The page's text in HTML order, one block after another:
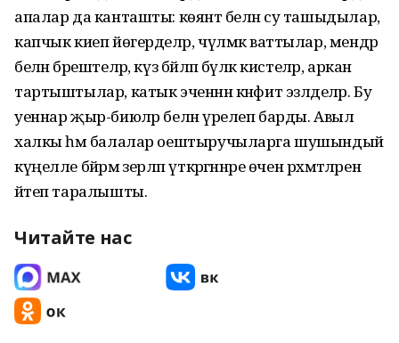
апалар да канташты: көянтә белән су ташыдылар,
капчык киеп йөгерделәр, чүлмәк ваттылар, мендәр
белән бәрештеләр, күз бәйләп бүләк кистеләр, аркан
тартыштылар, катык эченнән кәнфит эзләделәр. Бу
уеннар җыр-биюләр белән үрелеп барды. Авыл
халкы һәм балалар оештыручыларга шушындый
күңелле бәйрәм әзерләп үткәргәннәре өчен рәхмәтләрен
әйтеп таралышты.
Читайте нас